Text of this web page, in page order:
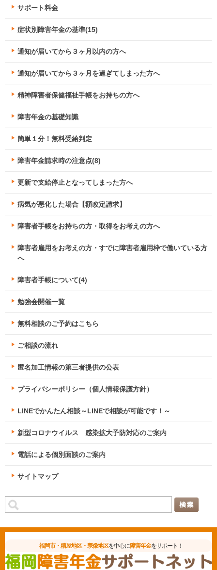
サポート料金
症状別障害年金の基準(15)
通知が届いてから３ヶ月以内の方へ
通知が届いてから３ヶ月を過ぎてしまった方へ
精神障害者保健福祉手帳をお持ちの方へ
障害年金の基礎知識
簡単１分！無料受給判定
障害年金請求時の注意点(8)
更新で支給停止となってしまった方へ
病気が悪化した場合【額改定請求】
障害者手帳をお持ちの方・取得をお考えの方へ
障害者雇用をお考えの方・すでに障害者雇用枠で働いている方
へ
障害者手帳について(4)
勉強会開催一覧
無料相談のご予約はこちら
ご相談の流れ
匿名加工情報の第三者提供の公表
プライバシーポリシー（個人情報保護方針）
LINEでかんたん相談～LINEで相談が可能です！～
新型コロナウイルス 感染拡大予防対応のご案内
電話による個別面談のご案内
サイトマップ
福岡市・糟屋地区・宗像地区を中心に障害年金をサポート！